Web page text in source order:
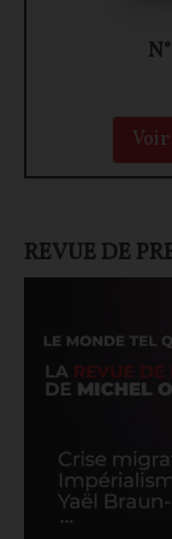
REVUE DE